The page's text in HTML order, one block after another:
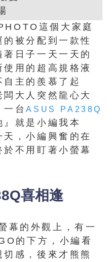
這個大家庭
被分配到一款性
日子一天一天的
用的超高規格液
主的羨慕了起
大人突然龍心大
一台ASUS PA238Q
就是小編我本
，小編興奮的在
不用盯著小螢幕
喜相逢
幕的外觀上，有一
的下方，小編看
感，後來才熊熊